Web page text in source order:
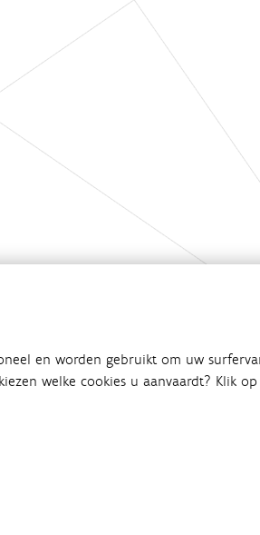
en worden gebruikt om uw
welke cookies u aanvaardt? Klik op
die bij het waterbeleid betrokken
aanpak van het waterbeleid en